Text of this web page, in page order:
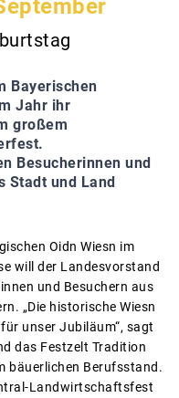
Bayerischen
Jahr ihr
großem
Besucherinnen und
Stadt und Land
Oidn Wiesn im
will der Landesvorstand
und Besuchern aus
„Die historische Wiesn
unser Jubiläum“, sagt
das Festzelt Tradition
bäuerlichen Berufsstand.
Landwirtschaftsfest